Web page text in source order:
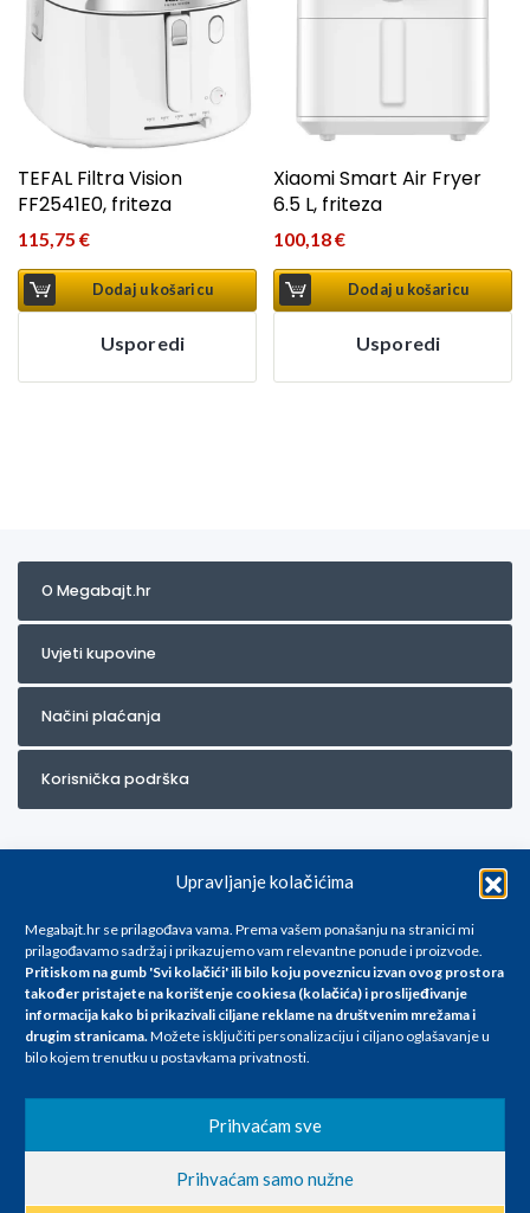
Upravljanje kolačićima
Megabajt.hr se prilagođava vama. Prema vašem ponašanju na stranici mi
prilagođavamo sadržaj i prikazujemo vam relevantne ponude i proizvode.
Pritiskom na gumb 'Svi kolačići' ili bilo koju poveznicu izvan ovog prostora
također pristajete na korištenje cookiesa (kolačića) i proslijeđivanje
informacija kako bi prikazivali ciljane reklame na društvenim mrežama i
drugim stranicama.Možete isključiti personalizaciju i ciljano oglašavanje u
bilo kojem trenutku u postavkama privatnosti.
Prihvaćam sve
Prihvaćam samo nužne
TEFAL Filtra Vision
FF2541E0, friteza
115,75 €
Dodaj u košaricu
Usporedi
Xiaomi Smart Air Fryer
6.5 L, friteza
100,18€
Dodaj u košaricu
Usporedi
O Megabajt.hr
Uvjeti kupovine
Načini plaćanja
Korisnička podrška
Za artikle kojih trenutno nema u ponudi obratite nam se na
info@megabajt.hr. Sve cijene su informativnog karaktera i podložne su
promjenama, a
iskazane su za avansno plaćanje(gotovina) u Eurima i uključuju PDV. Sve
se razlikovati od cijena u našim poslovnicama. Trudimo se dati što bolji
i točniji opis i sliku. Unatoč tome, ne možemo garantirati da su svi
nastale u opisu proizvoda, greške prilikom štampanja te promjene
cijena.